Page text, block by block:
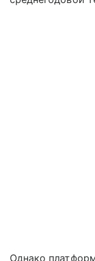
Однако